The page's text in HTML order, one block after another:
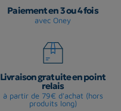
Paiement en 3 ou 4 fois
avec Oney
Livraison gratuite en point
relais
à partir de 79€ d'achat (hors
produits long)